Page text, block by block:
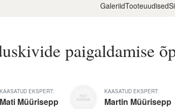
GaleriidTooteuudised
paigaldamise
KAASATUD EKSPERT:
Mati Müürisepp
KAASATUD EKSPERT:
Martin Müürisepp